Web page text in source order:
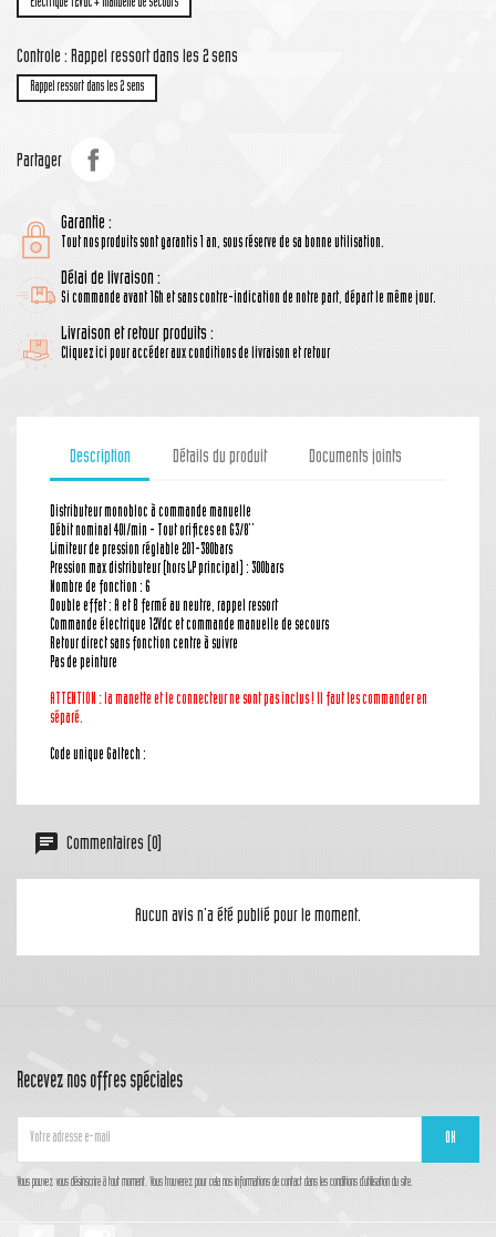
Electrique 12Vdc + manuelle de secours
Controle : Rappel ressort dans les 2 sens
Rappel ressort dans les 2 sens
Partager
Garantie :
Tout nos produits sont garantis 1 an, sous réserve de sa bonne utilisation.
Délai de livraison :
Si commande avant 16h et sans contre-indication de notre part, départ le même jour.
Livraison et retour produits :
Cliquez ici pour accéder aux conditions de livraison et retour
Description Détails du produit Documents joints
Distributeur monobloc à commande manuelle
Débit nominal 40l/min - Tout orifices en G3/8''
Limiteur de pression réglable 201-380bars
Pression max distributeur (hors LP principal) : 300bars
Nombre de fonction : 6
Double effet : A et B fermé au neutre, rappel ressort
Commande électrique 12Vdc et commande manuelle de secours
Retour direct sans fonction centre à suivre
Pas de peinture
ATTENTION : la manette et le connecteurne sont pas inclus ! Il faut les commander en
séparé.
Code unique Galtech :
Commentaires (0)
Aucun avis n'a été publié pour le moment.
Recevez nos offres spéciales
Vous pouvez vous désinscrire à tout moment. Vous trouverez pour cela nos informations de contact dans les conditions d'utilisation du site.